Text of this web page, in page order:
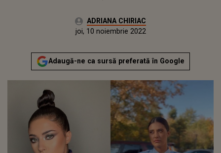
Autor:ADRIANA CHIRIAC
joi, 10 noiembrie 2022Actualizat:
joi, 10 noiembrie 2022
Adaugă-ne ca sursă preferată în Google